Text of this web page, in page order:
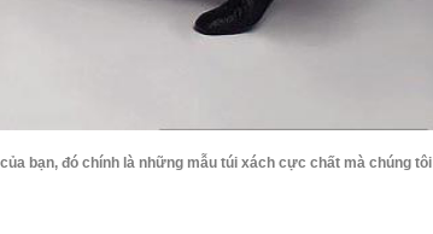
bạn, đó chính là những mẫu túi xách cực chất mà chúng tôi